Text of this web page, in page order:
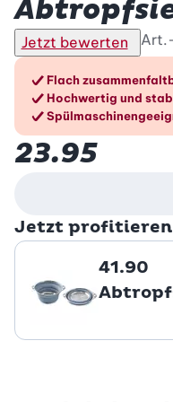
Jetzt bewerten
Die
Flach
Hochwertig und
23.95
Jetzt profitieren
41.90